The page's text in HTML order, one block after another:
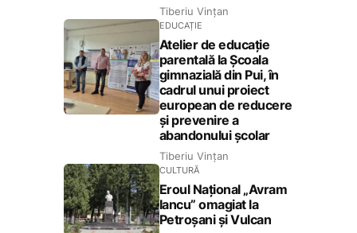
Tiberiu Vințan
EDUCAȚIE
Atelier de educație
parentală la Școala
gimnazială din Pui, în
cadrul unui proiect
european de reducere
și prevenire a
abandonului școlar
Tiberiu Vințan
CULTURĂ
Eroul Național „Avram
Iancu” omagiat la
Petroșani și Vulcan